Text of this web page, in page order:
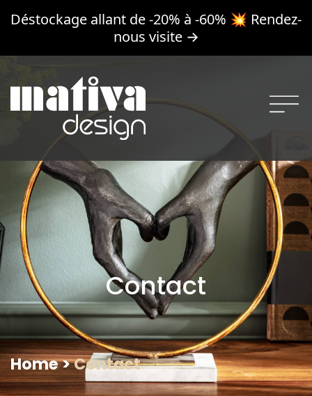
Déstockage allant de -20% à -60% 💥 Rendez-
nous visite →
Contact
Home>Contact